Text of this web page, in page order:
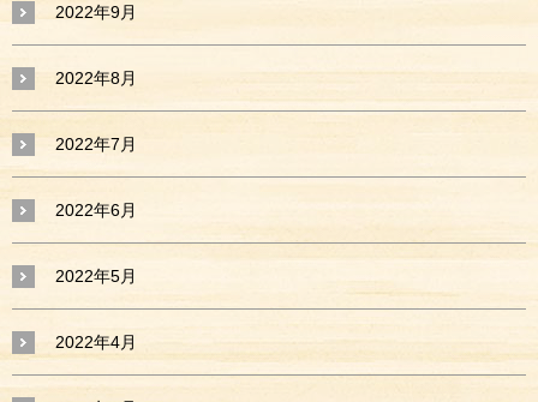
2022年9月
2022年8月
2022年7月
2022年6月
2022年5月
2022年4月